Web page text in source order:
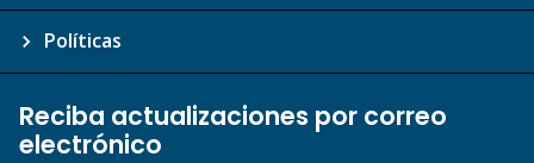
Políticas
Reciba actualizaciones por correo
electrónico